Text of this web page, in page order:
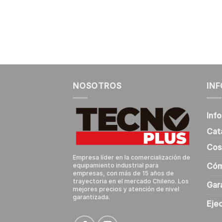
NOSOTROS
Empresa líder en la comercialización de
equipamiento industrial para
empresas, con más de 15 años de
trayectoria en el mercado Chileno. Los
mejores precios y atención de nivel
garantizada.